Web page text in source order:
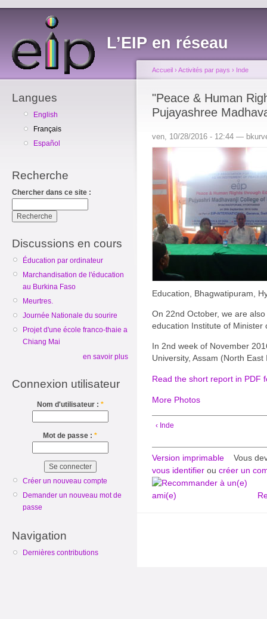
L’EIP en réseau
Langues
English
Français
Español
Recherche
Chercher dans ce site :
Discussions en cours
Éducation par ordinateur
Marchandisation de l'éducation
au Burkina Faso
Meurtres.
Journée Nationale du sourire
Projet d'une école franco-thaie a
Chiang Mai
en savoir plus
Connexion utilisateur
Nom d'utilisateur : *
Mot de passe : *
Créer un nouveau compte
Demander un nouveau mot de
passe
Navigation
Dernières contributions
Accueil › Activités par pays › Inde
"Peace & Human
Pujayashree
ven, 10/28/2016 - 12:44 —
Education, Bhagwatipuram,
On 22nd October, we are
education Institute of Minister
In 2nd week of November
University, Assam (North East
Read the short report in PDF
More Photos
‹ Inde
Version imprimable
Vous
vous identifier ou créer un